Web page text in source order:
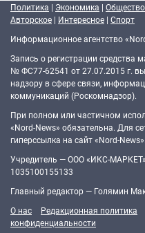
Политика | Экономика | Общество
Авторское | Интересное | Спорт
Информационное агентство
Запись о регистрации средства
№ ФС77-62541 от 27.07.2015 г.
надзору в сфере связи,
коммуникаций (Роскомнадзор).
При полном или частичном
«Nord-News» обязательна. Для
гиперссылка на сайт «Nord-News».
Учредитель — ООО «ИКС-
1035100155133
Главный редактор — Голямин
О нас
Редакционная политика
конфиденциальности